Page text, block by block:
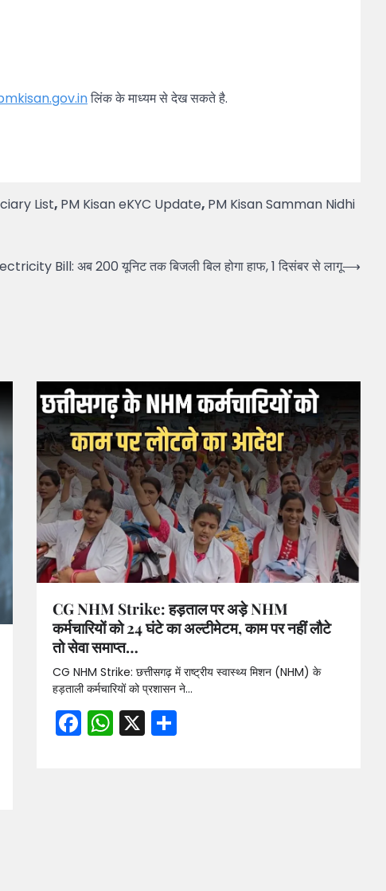
लिंक के माध्यम से देख सकते है.
List, PM Kisan eKYC Update, PM Kisan Samman Nidhi
Bill: अब 200 यूनिट तक बिजली बिल होगा हाफ, 1 दिसंबर से लागू⟶
CG NHM Strike: हड़ताल पर अड़े NHM
कर्मचारियों को 24 घंटे का अल्टीमेटम, काम पर नहीं लौटे
तो सेवा समाप्त…
CG NHM Strike: छत्तीसगढ़ में राष्ट्रीय स्वास्थ्य मिशन (NHM) के
हड़ताली कर्मचारियों को प्रशासन ने…
Facebook
WhatsApp
X